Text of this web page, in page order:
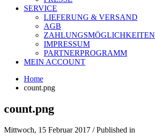
SERVICE
LIEFERUNG & VERSAND
AGB
ZAHLUNGSMÖGLICHKEITEN
IMPRESSUM
PARTNERPROGRAMM
MEIN ACCOUNT
Home
count.png
count.png
Mittwoch, 15 Februar 2017 /Published in